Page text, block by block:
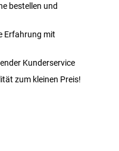
bestellen und
Erfahrung mit
Kunderservice
zum kleinen Preis!